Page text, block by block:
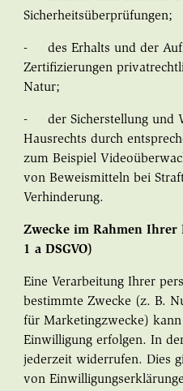
Sicherheitsüberprüfungen;
- des Erhalts und der
Zertifizierungen
Natur;
- der Sicherstellung und
Hausrechts durch
zum Beispiel
von Beweismitteln bei
Verhinderung.
Zwecke im Rahmen
1 a DSGVO)
Eine Verarbeitung Ihrer
bestimmte Zwecke (z. B.
für Marketingzwecke)
Einwilligung erfolgen. In
jederzeit widerrufen. Dies
von